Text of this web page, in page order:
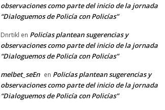
observaciones como parte del inicio de la jornada
“Dialoguemos de Policía con Policías”
Dnrtikl en Policías plantean sugerencias y
observaciones como parte del inicio de la jornada
“Dialoguemos de Policía con Policías”
melbet_seEn en Policías plantean sugerencias y
observaciones como parte del inicio de la jornada
“Dialoguemos de Policía con Policías”